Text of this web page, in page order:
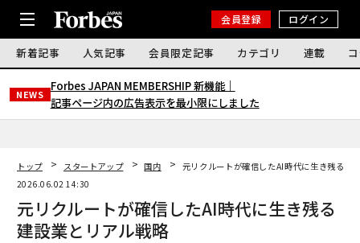
会員登録 ログイン
新着記事 人気記事 会員限定記事 カテゴリ 連載
NEWS
Forbes JAPAN MEMBERSHIP 新機能｜
記事ページ内の広告表示を最小限にしました
トップ スタートアップ 国内
元リクルートが確信したAI時代に生き残る建
2026.06.02 14:30
元リクルートが確信したAI時代に生き残る
建設業とリアル戦略